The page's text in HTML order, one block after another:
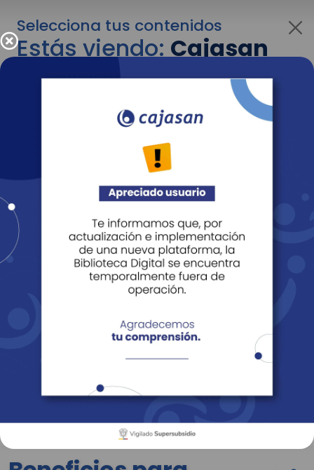
Selecciona tus contenidos
Estás viendo:Cajasan
para personas
Para cambiar al contenido de tu interés más
adelante recuerda utilizar el menú
Entendido
Revista Fácil Vivir
Sedes Directorio Servicios En Línea